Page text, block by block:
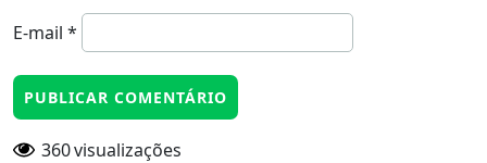
E-mail *
360visualizações